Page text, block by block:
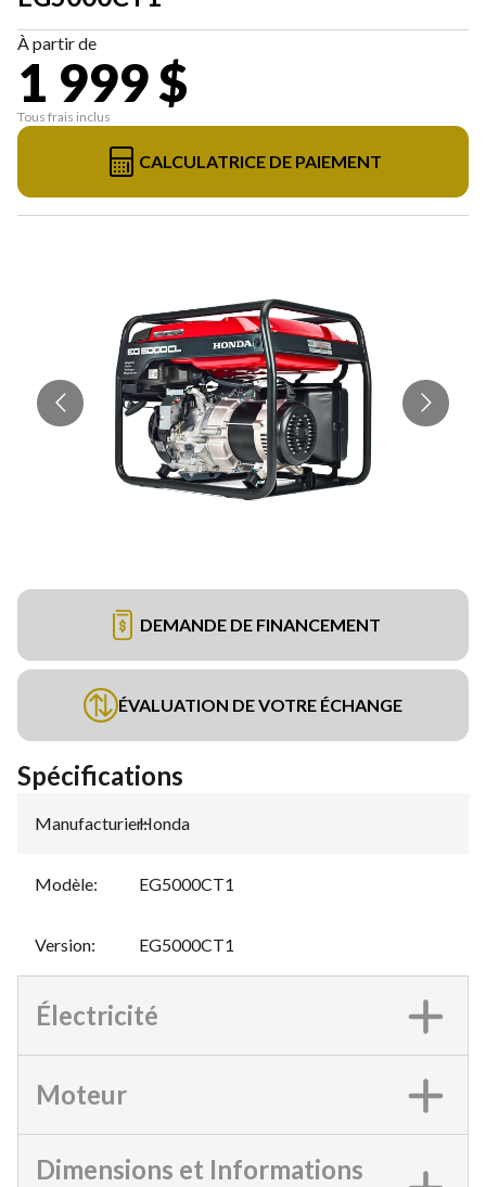
À partir de
1 999 $
Tous frais inclus
CALCULATRICE DE PAIEMENT
DEMANDE DE FINANCEMENT
ÉVALUATION DE VOTRE ÉCHANGE
Spécifications
Manufacturier:
Honda
Modèle: EG5000CT1
Version: EG5000CT1
Électricité
Moteur
Dimensions et Informations